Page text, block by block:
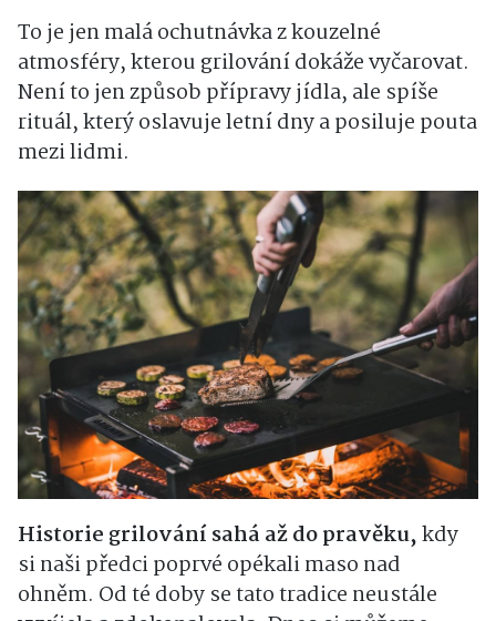
To je jen malá ochutnávka z kouzelné
atmosféry, kterou grilování dokáže vyčarovat.
Není to jen způsob přípravy jídla, ale spíše
rituál, který oslavuje letní dny a posiluje pouta
mezi lidmi.
Historie grilování sahá až do pravěku,kdy
si naši předci poprvé opékali maso nad
ohněm. Od té doby se tato tradice neustále